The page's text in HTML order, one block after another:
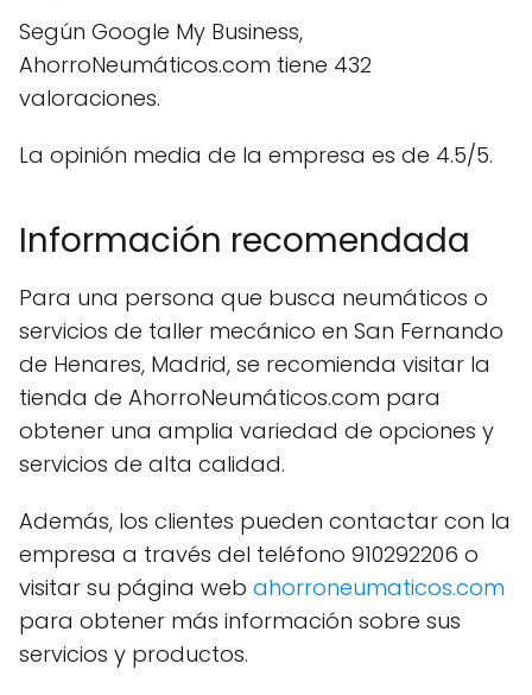
Según Google My Business,
AhorroNeumáticos.com tiene 432
valoraciones.
La opinión media de la empresa es de 4.5/5.
Información recomendada
Para una persona que busca neumáticos o
servicios de taller mecánico en San Fernando
de Henares, Madrid, se recomienda visitar la
tienda de AhorroNeumáticos.com para
obtener una amplia variedad de opciones y
servicios de alta calidad.
Además, los clientes pueden contactar con la
empresa a través del teléfono 910292206 o
visitar su página web ahorroneumaticos.com
para obtener más información sobre sus
servicios y productos.